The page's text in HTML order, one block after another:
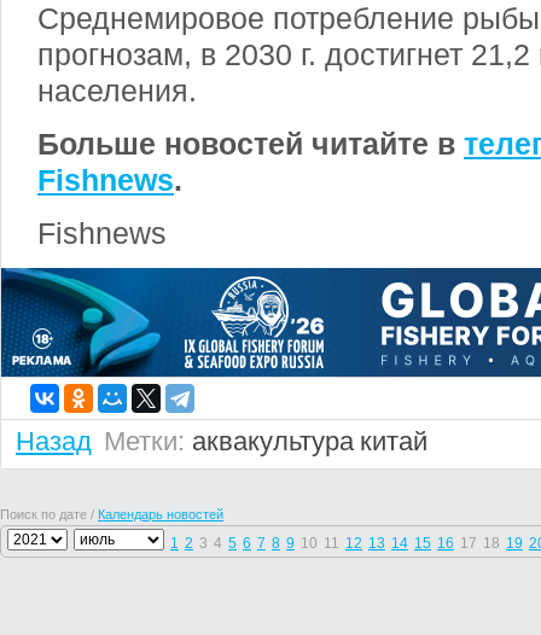
Среднемировое потребление
прогнозам, в 2030 г. достигнет
населения.
Больше новостей читайте в
Fishnews.
Fishnews
Назад Метки: аквакультура китай
Поиск по дате / Календарь новостей
1 2 3 4 5 6 7 8 9 10 11 12 13 14 15 16 17 18 19